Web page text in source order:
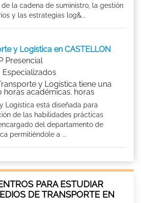
la cadena de suministro, la gestión
y las estrategias log&...
y Logística en CASTELLON
Presencial
Especializados
y Logística tiene una
horas académicas. horas
Logística está diseñada para
de las habilidades prácticas
del departamento de
permitiéndole a ...
PARA ESTUDIAR
DE TRANSPORTE EN